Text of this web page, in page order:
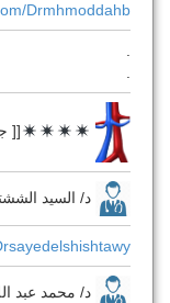
drmhmoddahb
[[
د/ السيد
د/ محمد عبد